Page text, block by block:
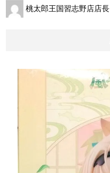
桃太郎王国習志野店店長